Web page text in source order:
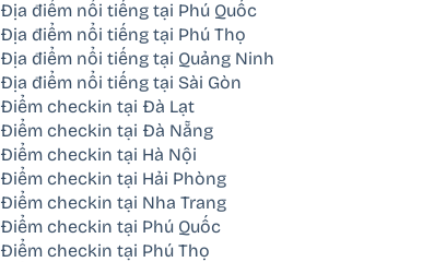
Địa điểm nổi tiếng tại Phú Quốc
Địa điểm nổi tiếng tại Phú Thọ
Địa điểm nổi tiếng tại Quảng Ninh
Địa điểm nổi tiếng tại Sài Gòn
Điểm checkin tại Đà Lạt
Điểm checkin tại Đà Nẵng
Điểm checkin tại Hà Nội
Điểm checkin tại Hải Phòng
Điểm checkin tại Nha Trang
Điểm checkin tại Phú Quốc
Điểm checkin tại Phú Thọ